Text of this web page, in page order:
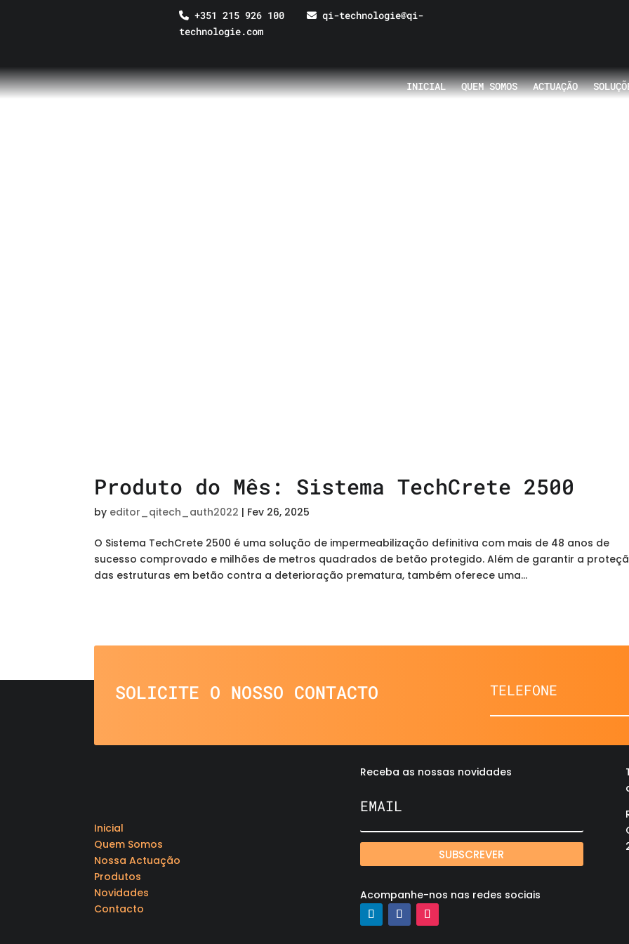
+351 215 926 100
qi-technologie@qi-
technologie.com
INICIAL QUEM SOMOS ACTUAÇÃO
Produto do Mês: Sistema TechCrete 2500
by editor_qitech_auth2022 | Fev 26, 2025
O Sistema TechCrete 2500 é uma solução de impermeabilização definitiva com mais de 48 anos de
sucesso comprovado e milhões de metros quadrados de betão protegido. Além de garantir a
das estruturas em betão contra a deterioração prematura, também oferece uma...
SOLICITE O NOSSO CONTACTO
Inicial
Quem Somos
Nossa Actuação
Produtos
Novidades
Contacto
Receba as nossas novidades
SUBSCREVER
Acompanhe-nos nas redes sociais